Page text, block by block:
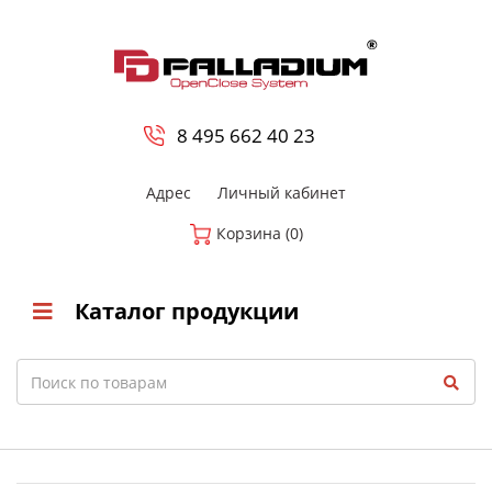
8 495 662 40 23
Адрес
Личный кабинет
Корзина (0)
Каталог продукции
Search